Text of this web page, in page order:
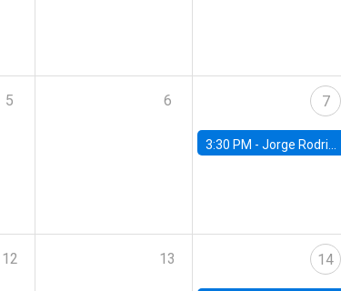
5 6 7
3:30 PM -Jorge Rodriguez, Universidad de Los Andes
12 13 14